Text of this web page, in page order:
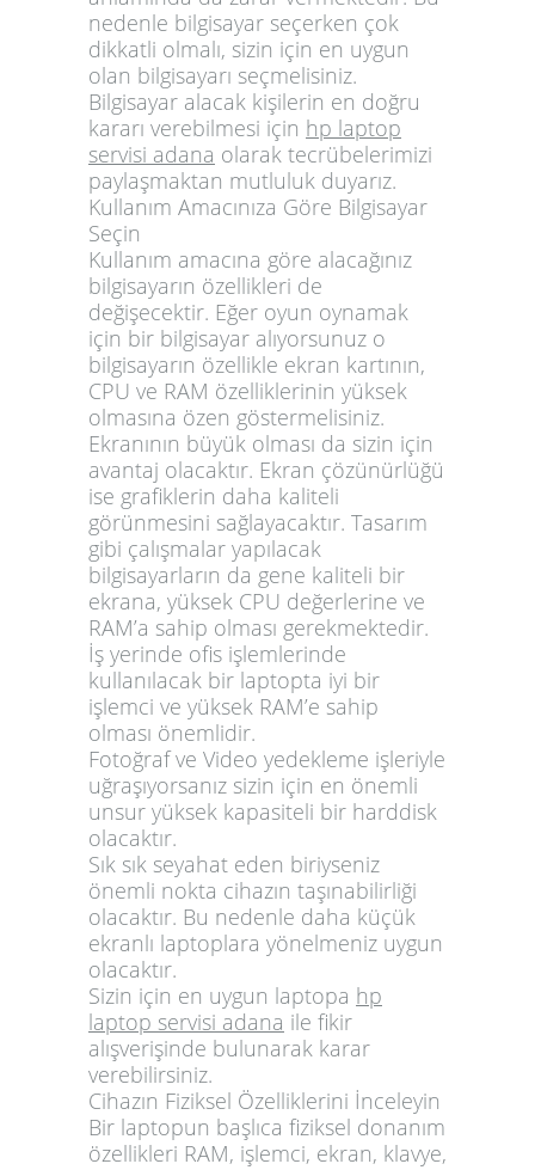
nedenle bilgisayar seçerken çok
dikkatli olmalı, sizin için en uygun
olan bilgisayarı seçmelisiniz.
Bilgisayar alacak kişilerin en doğru
kararı verebilmesi için hp laptop
servisi adana olarak tecrübelerimizi
paylaşmaktan mutluluk duyarız.
Kullanım Amacınıza Göre Bilgisayar
Seçin
Kullanım amacına göre alacağınız
bilgisayarın özellikleri de
değişecektir. Eğer oyun oynamak
için bir bilgisayar alıyorsunuz o
bilgisayarın özellikle ekran kartının,
CPU ve RAM özelliklerinin yüksek
olmasına özen göstermelisiniz.
Ekranının büyük olması da sizin için
avantaj olacaktır. Ekran çözünürlüğü
ise grafiklerin daha kaliteli
görünmesini sağlayacaktır. Tasarım
gibi çalışmalar yapılacak
bilgisayarların da gene kaliteli bir
ekrana, yüksek CPU değerlerine ve
RAM’a sahip olması gerekmektedir.
İş yerinde ofis işlemlerinde
kullanılacak bir laptopta iyi bir
işlemci ve yüksek RAM’e sahip
olması önemlidir.
Fotoğraf ve Video yedekleme işleriyle
uğraşıyorsanız sizin için en önemli
unsur yüksek kapasiteli bir harddisk
olacaktır.
Sık sık seyahat eden biriyseniz
önemli nokta cihazın taşınabilirliği
olacaktır. Bu nedenle daha küçük
ekranlı laptoplara yönelmeniz uygun
olacaktır.
Sizin için en uygun laptopa hp
laptop servisi adana ile fikir
alışverişinde bulunarak karar
verebilirsiniz.
Cihazın Fiziksel Özelliklerini İnceleyin
Bir laptopun başlıca fiziksel donanım
özellikleri RAM, işlemci, ekran, klavye,